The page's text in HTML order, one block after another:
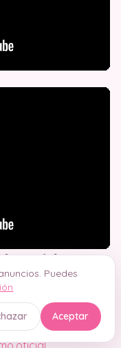
sociales
.
Puedes
Aceptar